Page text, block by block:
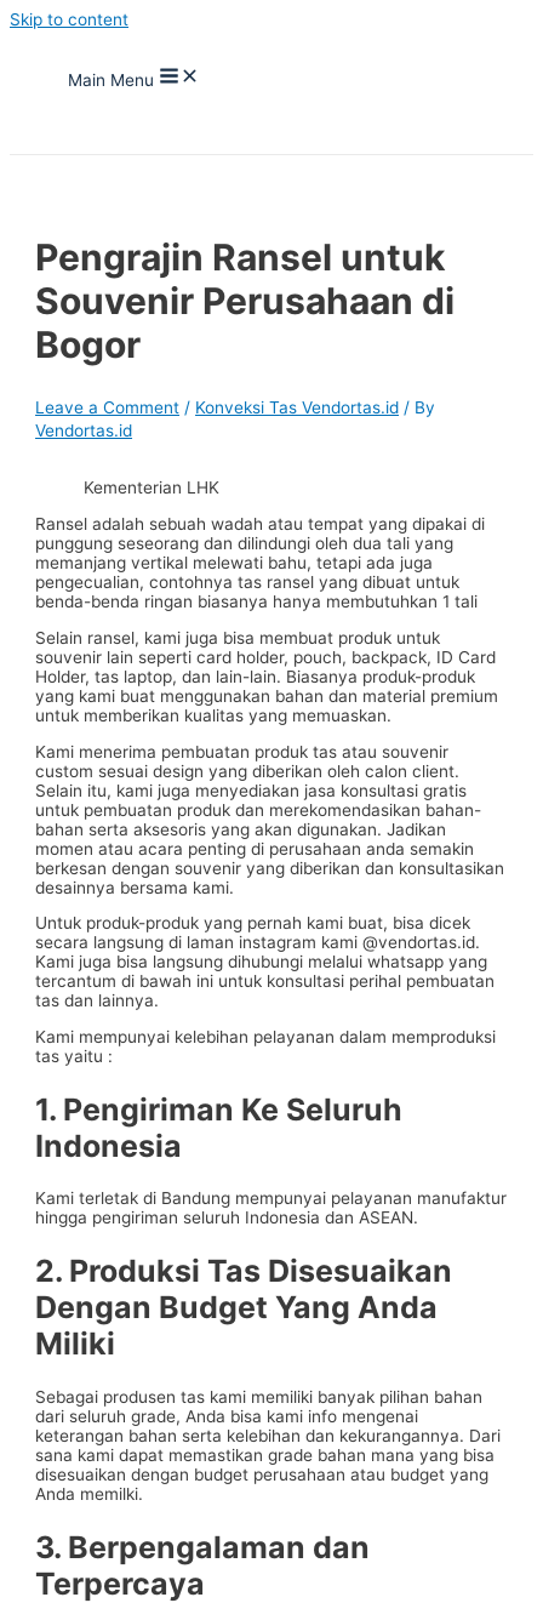
Skip to content
Main Menu
Pengrajin Ransel untuk
Souvenir Perusahaan di
Bogor
Leave a Comment / Konveksi Tas Vendortas.id / By
Vendortas.id
Kementerian LHK
Ransel adalah sebuah wadah atau tempat yang dipakai di
punggung seseorang dan dilindungi oleh dua tali yang
memanjang vertikal melewati bahu, tetapi ada juga
pengecualian, contohnya tas ransel yang dibuat untuk
benda-benda ringan biasanya hanya membutuhkan 1 tali
Selain ransel, kami juga bisa membuat produk untuk
souvenir lain seperti card holder, pouch, backpack, ID Card
Holder, tas laptop, dan lain-lain. Biasanya produk-produk
yang kami buat menggunakan bahan dan material premium
untuk memberikan kualitas yang memuaskan.
Kami menerima pembuatan produk tas atau souvenir
custom sesuai design yang diberikan oleh calon client.
Selain itu, kami juga menyediakan jasa konsultasi gratis
untuk pembuatan produk dan merekomendasikan bahan-
bahan serta aksesoris yang akan digunakan. Jadikan
momen atau acara penting di perusahaan anda semakin
berkesan dengan souvenir yang diberikan dan konsultasikan
desainnya bersama kami.
Untuk produk-produk yang pernah kami buat, bisa dicek
secara langsung di laman instagram kami @vendortas.id.
Kami juga bisa langsung dihubungi melalui whatsapp yang
tercantum di bawah ini untuk konsultasi perihal pembuatan
tas dan lainnya.
Kami mempunyai kelebihan pelayanan dalam memproduksi
tas yaitu :
1. Pengiriman Ke Seluruh
Indonesia
Kami terletak di Bandung mempunyai pelayanan manufaktur
hingga pengiriman seluruh Indonesia dan ASEAN.
2. Produksi Tas Disesuaikan
Dengan Budget Yang Anda
Miliki
Sebagai produsen tas kami memiliki banyak pilihan bahan
dari seluruh grade, Anda bisa kami info mengenai
keterangan bahan serta kelebihan dan kekurangannya. Dari
sana kami dapat memastikan grade bahan mana yang bisa
disesuaikan dengan budget perusahaan atau budget yang
Anda memilki.
3. Berpengalaman dan
Terpercaya